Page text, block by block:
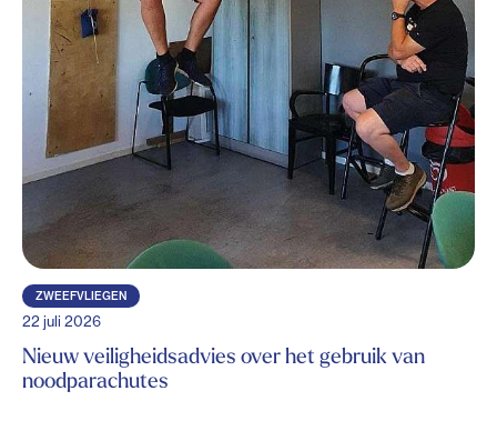
ZWEEFVLIEGEN
22 juli 2026
Nieuw veiligheidsadvies over het gebruik van
noodparachutes